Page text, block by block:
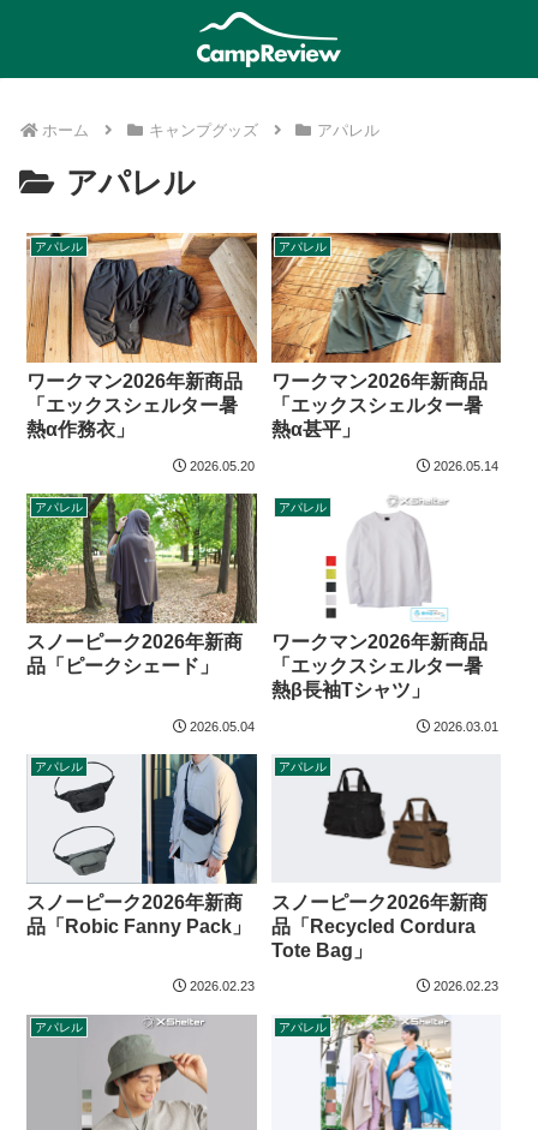
ホーム キャンプグッズ アパレル
アパレル
アパレル
ワークマン2026年新商品
「エックスシェルター暑
熱α作務衣」
2026.05.20
アパレル
ワークマン2026年新商品
「エックスシェルター暑
熱α甚平」
2026.05.14
アパレル
スノーピーク2026年新商
品「ピークシェード」
2026.05.04
アパレル
ワークマン2026年新商品
「エックスシェルター暑
熱β長袖Tシャツ」
2026.03.01
アパレル
スノーピーク2026年新商
品「Robic Fanny Pack」
2026.02.23
アパレル
スノーピーク2026年新商
品「Recycled Cordura
Tote Bag」
2026.02.23
アパレル アパレル